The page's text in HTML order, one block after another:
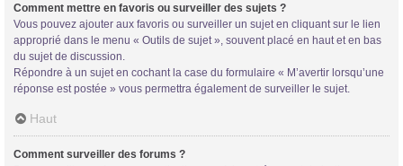
Comment mettre en favoris ou surveiller des sujets ?
Vous pouvez ajouter aux favoris ou surveiller un sujet en cliquant sur le lien
approprié dans le menu « Outils de sujet », souvent placé en haut et en bas
du sujet de discussion.
Répondre à un sujet en cochant la case du formulaire « M’avertir lorsqu’une
réponse est postée » vous permettra également de surveiller le sujet.
Haut
Comment surveiller des forums ?